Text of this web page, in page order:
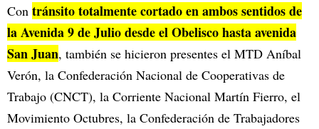
Con tránsito totalmente cortado en ambos sentidos de
la Avenida 9 de Julio desde el Obelisco hasta avenida
San Juan, también se hicieron presentes el MTD Aníbal
Verón, la Confederación Nacional de Cooperativas de
Trabajo (CNCT), la Corriente Nacional Martín Fierro, el
Movimiento Octubres, la Confederación de Trabajadores